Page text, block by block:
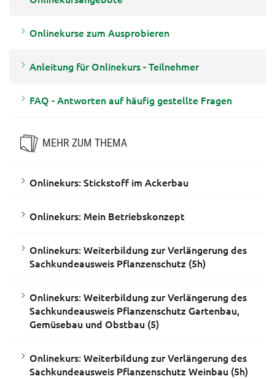
Onlinekurse zum Ausprobieren
Anleitung für Onlinekurs - Teilnehmer
FAQ - Antworten auf häufig gestellte Fragen
MEHR ZUM THEMA
Onlinekurs: Stickstoff im Ackerbau
Onlinekurs: Mein Betriebskonzept
Onlinekurs: Weiterbildung zur Verlängerung des
Sachkundeausweis Pflanzenschutz (5h)
Onlinekurs: Weiterbildung zur Verlängerung des
Sachkundeausweis Pflanzenschutz Gartenbau,
Gemüsebau und Obstbau (5)
Onlinekurs: Weiterbildung zur Verlängerung des
Sachkundeausweis Pflanzenschutz Weinbau (5h)